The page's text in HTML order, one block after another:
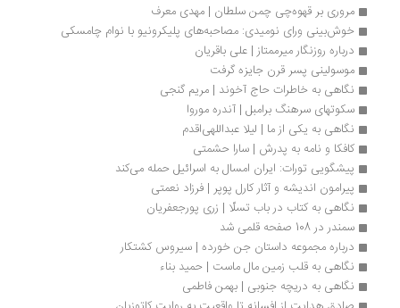
مروری بر قهوه‌چی چمن سلطان | مهدی معرف
خوش‌بینی ورای نومیدی: مصاحبه‌های پلیکرونیو با نوام چامسکی
درباره روزنگار میرممتاز | علی باقریان
موسولینی پسر قرن جایزه گرفت
نگاهی به خاطرات حاج آخوند | مریم گنجی
سکوتهای سرهنگ برامبل | آندره موروا
نگاهی به یکی از ما | لیلا عبداللهی‌اقدم
کافکا و نامه به پدرش | سارا حشمتی
پیشگویی تورات: ایران امسال به اسرائیل حمله می‌کند
پیرامون اندیشه و آثار کارل پوپر | فرزاد نعمتی
نگاهی به کتاب در باب تسلّا | زری پورجعفریان
سمندر در 108 صفحه قلمی شد
درباره مجموعه داستان جن خورده | سیروس کشتکار
نگاهی به قلب زمین مال ماست | حمید بناء
نگاهی به دریچه جنوبی | بهمن فاطمی